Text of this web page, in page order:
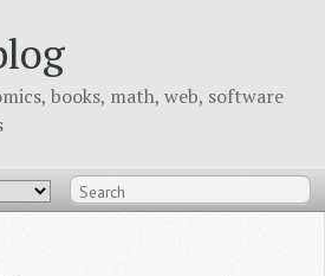
books, math, web, software